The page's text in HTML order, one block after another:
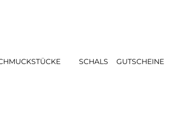
SCHALS GUTSCHEINE